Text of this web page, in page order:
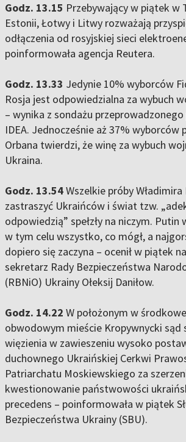
Godz. 13.15 Przebywający w piątek w
Estonii, Łotwy i Litwy rozważają
odłączenia od rosyjskiej sieci
poinformowała agencja Reutera.
Godz. 13.33 Jedynie 10% wyborców
Rosja jest odpowiedzialna za wybuch
– wynika z sondażu
IDEA. Jednocześnie aż 37% wyborców
Orbana twierdzi, że winę za wybuch
Ukraina.
Godz. 13.54Wszelkie próby
zastraszyć Ukraińców i świat tzw.
odpowiedzią” spełzły na niczym. Putin
w tym celu wszystko, co mógł, a
dopiero się zaczyna – ocenił w piątek
sekretarz Rady Bezpieczeństwa
(RBNiO) Ukrainy Ołeksij Daniłow.
Godz. 14.22 W położonym w
obwodowym mieście Kropywnycki sąd
więzienia w zawieszeniu wysoko
duchownego Ukraińskiej Cerkwi
Patriarchatu Moskiewskiego za
kwestionowanie państwowości
precedens – poinformowała w piątek
Bezpieczeństwa Ukrainy (SBU).